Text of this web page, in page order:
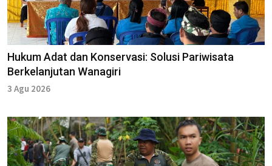
Hukum Adat dan Konservasi: Solusi Pariwisata
Berkelanjutan Wanagiri
3 Agu 2026